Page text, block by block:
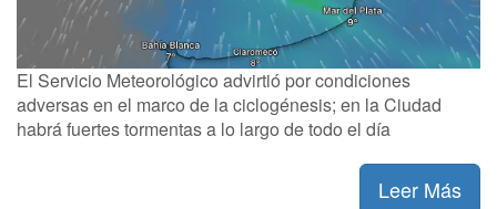
El Servicio Meteorológico advirtió por condiciones
adversas en el marco de la ciclogénesis; en la Ciudad
habrá fuertes tormentas a lo largo de todo el día
Leer Más